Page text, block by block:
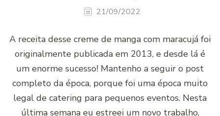
21/09/2022
A receita desse creme de manga com maracujá foi
originalmente publicada em 2013, e desde lá é
um enorme sucesso! Mantenho a seguir o post
completo da época, porque foi uma época muito
legal de catering para pequenos eventos. Nesta
última semana eu estreei um novo trabalho,